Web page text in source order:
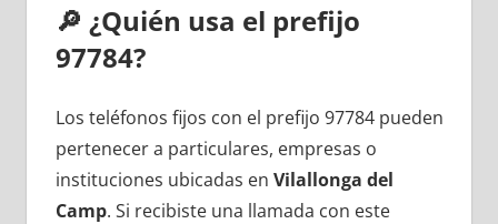
🔎 ¿Quién usa el prefijo
97784?
Los teléfonos fijos сοn el prefijo 97784 pueden
pertenecer а particulares, empresas ο
instituciones ubicadas en Vilallonga del
Camp. Si recibiste una llamada сοn еstе